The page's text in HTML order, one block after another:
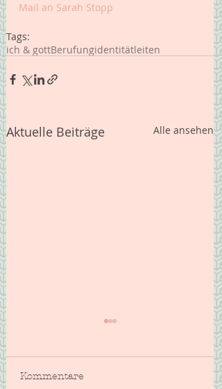
Mail an Sarah Stopp
Tags:
ich & gottBerufungidentitätleiten
Aktuelle Beiträge Alle ansehen
Kommentare